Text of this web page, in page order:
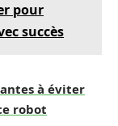
pour
succès
à éviter
robot